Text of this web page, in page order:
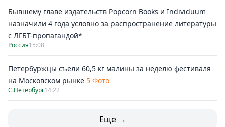
Бывшему главе издательств Popcorn Books и Individuum
назначили 4 года условно за распространение литературы
с ЛГБТ-пропагандой*
Россия15:08
Петербуржцы съели 60,5 кг малины за неделю фестиваля
на Московском рынке 5 Фото
С.Петербург14:22
Еще →